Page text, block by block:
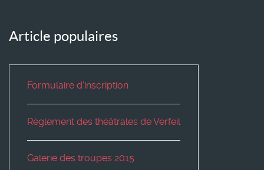
Article populaires
Formulaire d'inscription
Règlement des théâtrales de Verfeil
Galerie des troupes 2015